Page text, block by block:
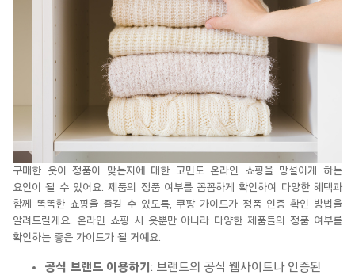
구매한 옷이 정품이 맞는지에 대한 고민도 온라인 쇼핑을 망설이게 하는
요인이 될 수 있어요.제품의 정품 여부를 꼼꼼하게 확인하여 다양한 혜택과
함께 똑똑한 쇼핑을 즐길 수 있도록, 쿠팡 가이드가 정품 인증 확인 방법을
알려드릴게요. 온라인 쇼핑 시 옷뿐만아니라 다양한 제품들의 정품 여부를
확인하는 좋은 가이드가 될 거예요.
공식 브랜드 이용하기 : 브랜드의 공식 웹사이트나 인증된